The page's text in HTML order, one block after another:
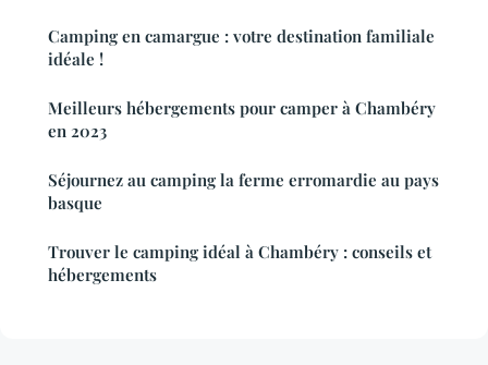
Camping en camargue : votre destination familiale
idéale !
Meilleurs hébergements pour camper à Chambéry
en 2023
Séjournez au camping la ferme erromardie au pays
basque
Trouver le camping idéal à Chambéry : conseils et
hébergements